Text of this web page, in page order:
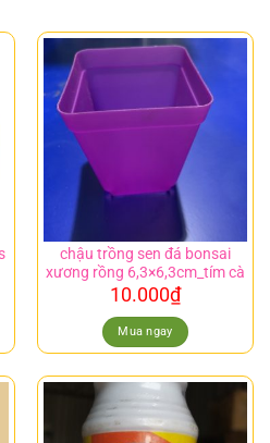
chậu trồng sen đá bonsai
xương rồng 6,3×6,3cm_tím cà
10.000₫
Mua ngay